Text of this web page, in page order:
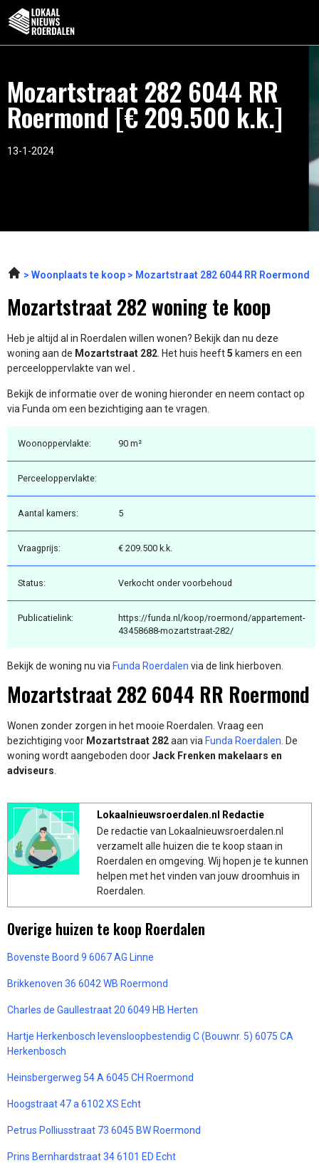
Mozartstraat 282 6044 RR
Roermond [€ 209.500 k.k.]
13-1-2024
Woonplaats te koop Mozartstraat 282 6044 RR Roermond
Mozartstraat 282 woning te koop
Heb je altijd al in Roerdalen willen wonen? Bekijk dan nu deze
woning aan de Mozartstraat 282. Het huis heeft5 kamers en een
perceeloppervlakte van wel .
Bekijk de informatie over de woning hieronder en neem contact op
via Funda om een bezichtiging aan te vragen.
Woonoppervlakte: 90 m²
Perceeloppervlakte:
Aantal kamers: 5
Vraagprijs: € 209.500 k.k.
Status: Verkocht onder voorbehoud
Publicatielink:
https://funda.nl/koop/roermond/appartement-
43458688-mozartstraat-282/
Bekijk de woning nu via Funda Roerdalen via de link hierboven.
Mozartstraat 282 6044 RR Roermond
Wonen zonder zorgen in het mooie Roerdalen. Vraag een
bezichtiging voor Mozartstraat 282aan via Funda Roerdalen . De
woning wordt aangeboden doorJack Frenken makelaars en
adviseurs
Lokaalnieuwsroerdalen.nl Redactie
De redactie van Lokaalnieuwsroerdalen.nl
verzamelt alle huizen die te koop staan in
Roerdalen en omgeving. Wij hopen je te kunnen
helpen met het vinden van jouw droomhuis in
Roerdalen.
Overige huizen te koop Roerdalen
Bovenste Boord 9 6067 AG Linne
Brikkenoven 36 6042 WB Roermond
Charles de Gaullestraat 20 6049 HB Herten
Hartje Herkenbosch levensloopbestendig C (Bouwnr. 5) 6075 CA
Herkenbosch
Heinsbergerweg 54 A 6045 CH Roermond
Hoogstraat 47 a 6102 XS Echt
Petrus Polliusstraat 73 6045 BW Roermond
Prins Bernhardstraat 34 6101 ED Echt